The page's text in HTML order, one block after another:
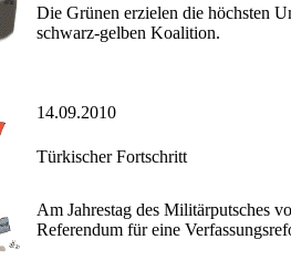
Die Grünen erzielen die höchsten
schwarz-gelben Koalition.
14.09.2010
Türkischer Fortschritt
Am Jahrestag des Militärputsches
Referendum für eine